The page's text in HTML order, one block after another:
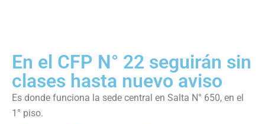
En el CFP N° 22 seguirán sin
clases hasta nuevo aviso
Es donde funciona la sede central en Salta N° 650, en el
1° piso.